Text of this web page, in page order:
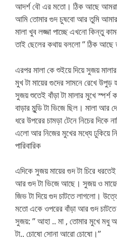
আদর্শ বৌ এর মতো। ঠিক আছে
আমি তোমার গুদ চুষবো আর তুমি আমার
মালা খুব লজ্জা পাচ্ছে এখনো কিন্তু
তাই ছেলের কথায় বললো ” ঠিক আছে
এরপর মালা কে শুইয়ে দিয়ে সুজয়
মুখ টা মায়ের গুদের সামনে রেখে
সুজয় শুতেই বাঁড়া টা মালার মুখে
বাড়ার মুন্ডি টা ভিজে ছিল। মালা আর
ধরে উপরের চামড়া টেনে নিচের দিকে
এলো আর নিজের মুখের মধ্যে ঢুকিয়ে
পারিবারিক
এদিকে সুজয় মায়ের গুদ টা চিরে
আর গুদ টা ভিজে আছে। সুজয় ও
জিভ টা দিয়ে গুদ চাটতে লাগলো।
মতো একে ওপরের বাঁড়া আর গুদ
সুজয়: ” আহা .. মা , তোমার মুখে মধু
টা.. চোষো সোনা আরো চোষো।”